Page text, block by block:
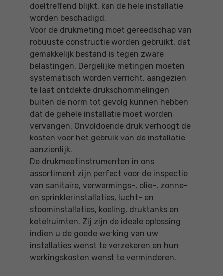
doeltreffend blijkt, kan de hele installatie
worden beschadigd.
Voor de drukmeting moet gereedschap van
robuuste constructie worden gebruikt, dat
gemakkelijk bestand is tegen zware
belastingen. Dergelijke metingen moeten
systematisch worden verricht, aangezien
te laat ontdekte drukschommelingen
buiten de norm tot gevolg kunnen hebben
dat de gehele installatie moet worden
vervangen. Onvoldoende druk verhoogt de
kosten voor het gebruik van de installatie
aanzienlijk.
De drukmeetinstrumenten in ons
assortiment zijn perfect voor de inspectie
van sanitaire, verwarmings-, olie-, zonne-
en sprinklerinstallaties, lucht- en
stoominstallaties, koeling, druktanks en
ketelruimten. Zij zijn de ideale oplossing
indien u de goede werking van uw
installaties wenst te verzekeren en hun
werkingskosten wenst te verminderen.